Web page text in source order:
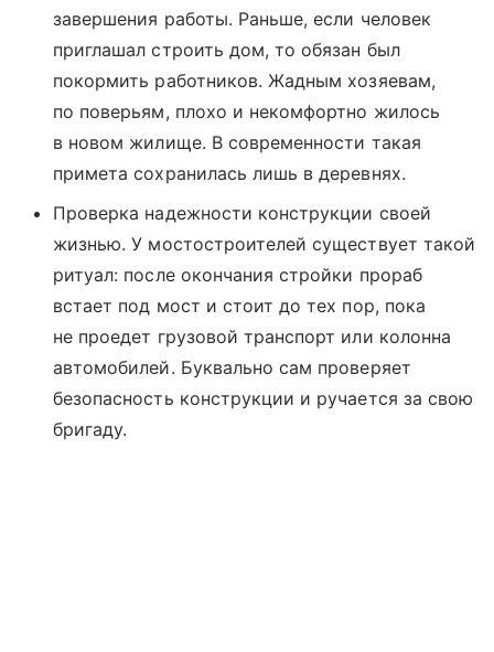
завершения работы. Раньше, если человек
приглашал строить дом, то обязан был
покормить работников. Жадным хозяевам,
по поверьям, плохо и некомфортно жилось
в новом жилище. В современности такая
примета сохранилась лишь в деревнях.
Проверка надежности конструкции своей
жизнью. У мостостроителей существует такой
ритуал: после окончания стройки прораб
встает под мост и стоит до тех пор, пока
не проедет грузовой транспорт или колонна
автомобилей. Буквально сам проверяет
безопасность конструкции и ручается за свою
бригаду.